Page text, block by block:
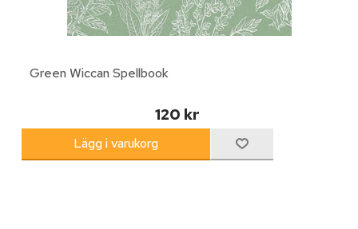
Green Wiccan Spellbook
120 kr